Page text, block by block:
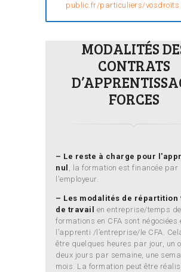
public.fr/particuliers/vosdroits
MODALITÉS
CONTRATS
FORCES
– Le reste à charge pour
nul , la formation est financée par
l'employeur.
– Les modalités de répartition
de travail
en entreprise/temps de
formations en CFA sont négociées
l’apprenti /l’entreprise/le CFA.
être quelques heures par jour, un
deux jours par semaine, une
mois. La formation peut être